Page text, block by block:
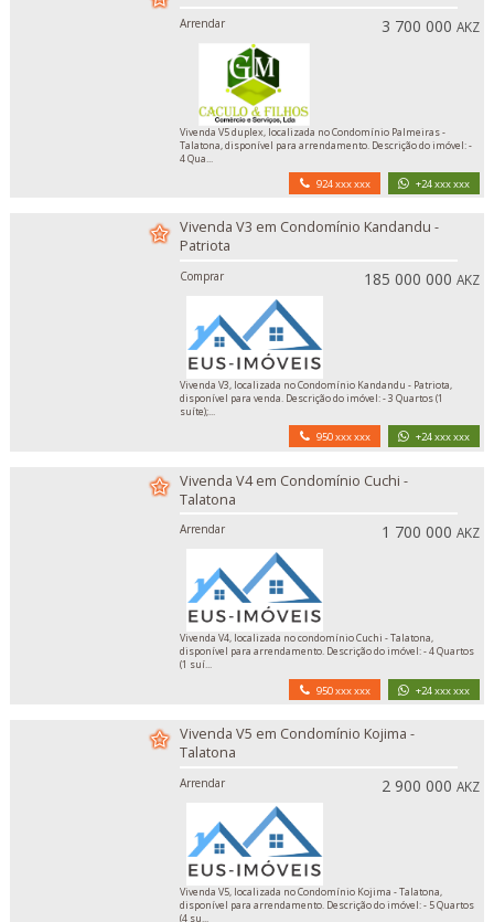
Arrendar 3 700 000AKZ
Vivenda V5 duplex, localizada no Condomínio Palmeiras -
Talatona, disponível para arrendamento. Descrição do imóvel: -
4 Qua...
924 xxx xxx +24 xxx xxx
Vivenda V3 em Condomínio Kandandu -
Patriota
Comprar 185 000 000AKZ
Vivenda V3, localizada no Condomínio Kandandu - Patriota,
disponível para venda. Descrição do imóvel: - 3 Quartos (1
suíte);...
950 xxx xxx +24 xxx xxx
Vivenda V4 em Condomínio Cuchi -
Talatona
Arrendar 1 700 000AKZ
Vivenda V4, localizada no condomínio Cuchi - Talatona,
disponível para arrendamento. Descrição do imóvel: - 4 Quartos
(1 suí...
950 xxx xxx +24 xxx xxx
Vivenda V5 em Condomínio Kojima -
Talatona
Arrendar 2 900 000AKZ
Vivenda V5, localizada no Condomínio Kojima - Talatona,
disponível para arrendamento. Descrição do imóvel: - 5 Quartos
(4 su...